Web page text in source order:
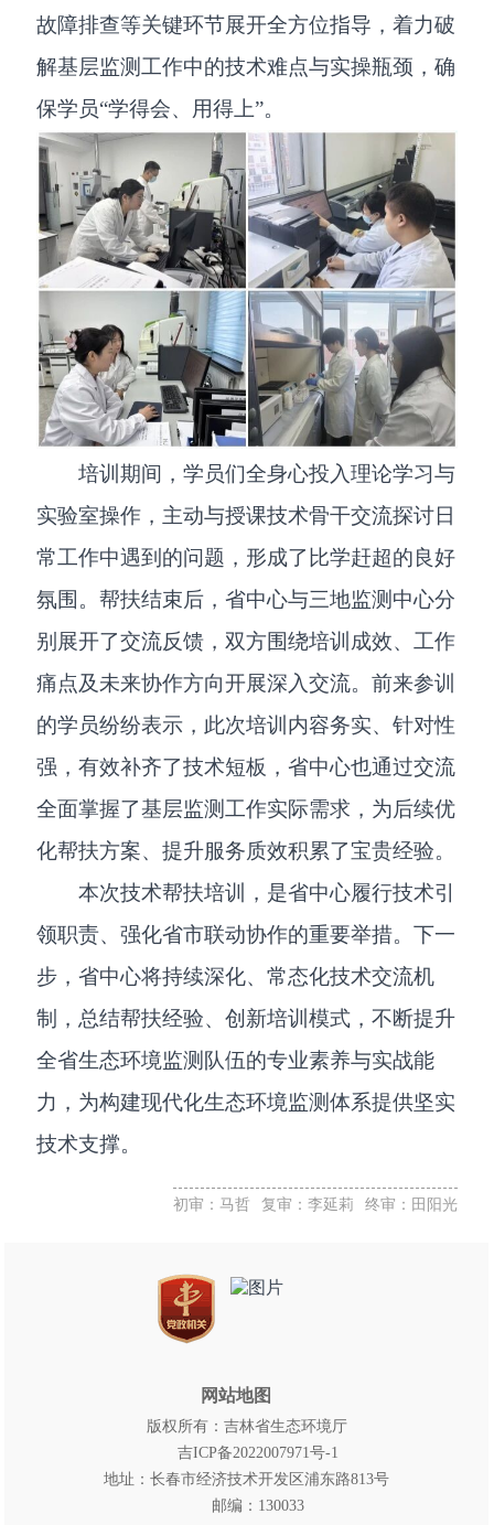
故障排查等关键环节展开全方位指导，着力破
解基层监测工作中的技术难点与实操瓶颈，确
保学员“学得会、用得上”。
培训期间，学员们全身心投入理论学习与
实验室操作，主动与授课技术骨干交流探讨日
常工作中遇到的问题，形成了比学赶超的良好
氛围。帮扶结束后，省中心与三地监测中心分
别展开了交流反馈，双方围绕培训成效、工作
痛点及未来协作方向开展深入交流。前来参训
的学员纷纷表示，此次培训内容务实、针对性
强，有效补齐了技术短板，省中心也通过交流
全面掌握了基层监测工作实际需求，为后续优
化帮扶方案、提升服务质效积累了宝贵经验。
本次技术帮扶培训，是省中心履行技术引
领职责、强化省市联动协作的重要举措。下一
步，省中心将持续深化、常态化技术交流机
制，总结帮扶经验、创新培训模式，不断提升
全省生态环境监测队伍的专业素养与实战能
力，为构建现代化生态环境监测体系提供坚实
技术支撑。
初审：马哲 复审：李延莉 终审：田阳光
网站地图
版权所有：吉林省生态环境厅
吉ICP备2022007971号-1
地址：长春市经济技术开发区浦东路813号
邮编：130033